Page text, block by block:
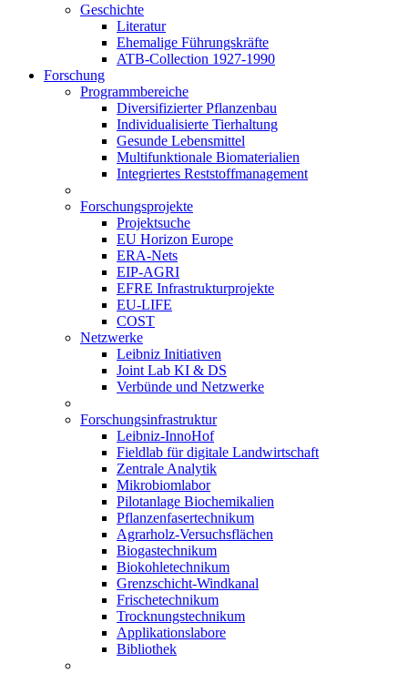
Geschichte
Literatur
Ehemalige Führungskräfte
ATB-Collection 1927-1990
Forschung
Programmbereiche
Diversifizierter Pflanzenbau
Individualisierte Tierhaltung
Gesunde Lebensmittel
Multifunktionale Biomaterialien
Integriertes Reststoffmanagement
Forschungsprojekte
Projektsuche
EU Horizon Europe
ERA-Nets
EIP-AGRI
EFRE Infrastrukturprojekte
EU-LIFE
COST
Netzwerke
Leibniz Initiativen
Joint Lab KI & DS
Verbünde und Netzwerke
Forschungsinfrastruktur
Leibniz-InnoHof
Fieldlab für digitale Landwirtschaft
Zentrale Analytik
Mikrobiomlabor
Pilotanlage Biochemikalien
Pflanzenfasertechnikum
Agrarholz-Versuchsflächen
Biogastechnikum
Biokohletechnikum
Grenzschicht-Windkanal
Frischetechnikum
Trocknungstechnikum
Applikationslabore
Bibliothek